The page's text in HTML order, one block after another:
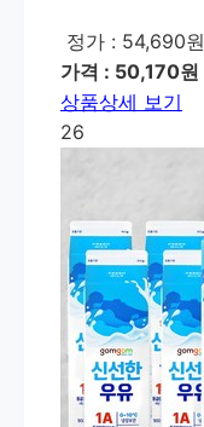
정가 : 54,690원
가격 : 50,170원
상품상세 보기
26